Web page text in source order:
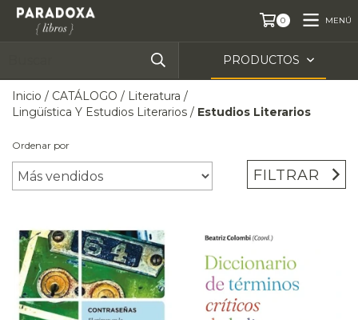
0 MENÚ
PRODUCTOS
Inicio / CATÁLOGO / Literatura /
Lingüística Y Estudios Literarios / Estudios Literarios
Ordenar por
FILTRAR